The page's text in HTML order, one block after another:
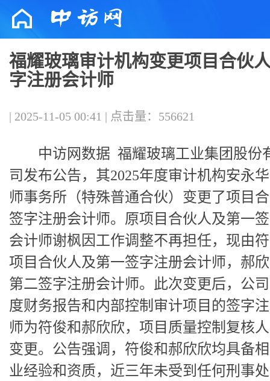
福耀玻璃审计机构变更项目合伙
字注册会计师
| 2025-11-05 00:41 | 点击量：556621
中访网数据 福耀玻璃工业集团股份
司发布公告，其2025年度审计机构安永
师事务所（特殊普通合伙）变更了项目
签字注册会计师。原项目合伙人及第一
会计师谢枫因工作调整不再担任，现由
项目合伙人及第一签字注册会计师，郝
第二签字注册会计师。此次变更后，公
度财务报告和内部控制审计项目的签字
师为符俊和郝欣欣，项目质量控制复核
变更。公告强调，符俊和郝欣欣均具备
业经验和资质，近三年未受到任何刑事